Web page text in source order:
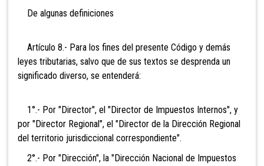
De algunas definiciones
Artículo 8.- Para los fines del presente Código y demás
leyes tributarias, salvo que de sus textos se desprenda un
significado diverso, se entenderá:
1°.- Por "Director", el "Director de Impuestos Internos", y
por "Director Regional", el "Director de la Dirección Regional
del territorio jurisdiccional correspondiente".
2°.- Por "Dirección", la "Dirección Nacional de Impuestos